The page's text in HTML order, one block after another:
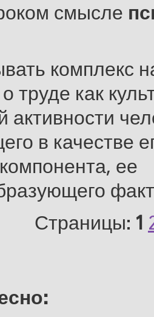
смысле
комплекс
труде как
активности
в качестве
ее
Страницы: 1